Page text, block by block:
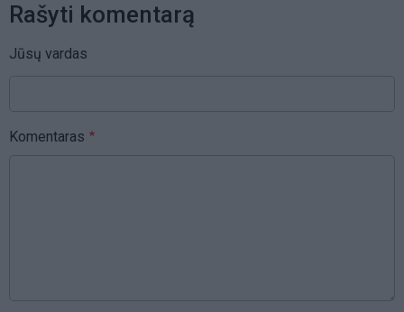
Rašyti komentarą
Jūsų vardas
Komentaras